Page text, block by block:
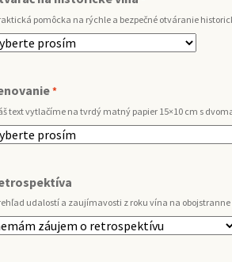
pomôcka na rýchle a bezpečné otváranie
*
text vytlačíme na tvrdý matný papier 15×10 cm s
udalostí a zaujímavosti z roku vína na